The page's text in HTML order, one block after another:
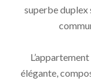
superbe duplex
élégante,